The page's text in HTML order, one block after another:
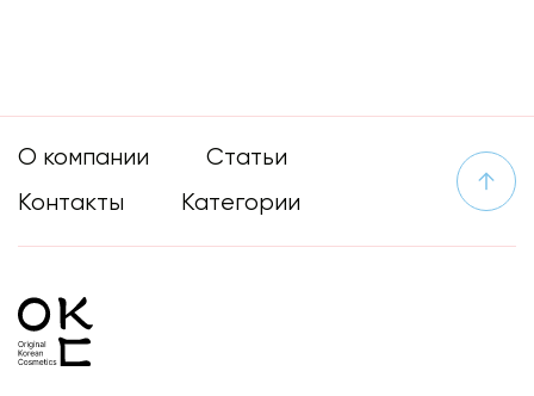
О компании
Статьи
Контакты
Категории